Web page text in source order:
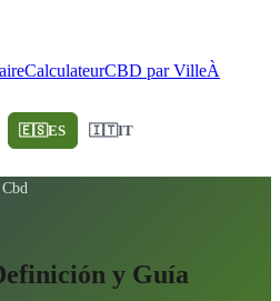
CalculateurCBD par VilleÀ
🇪🇸ES 🇮🇹IT
y Guía